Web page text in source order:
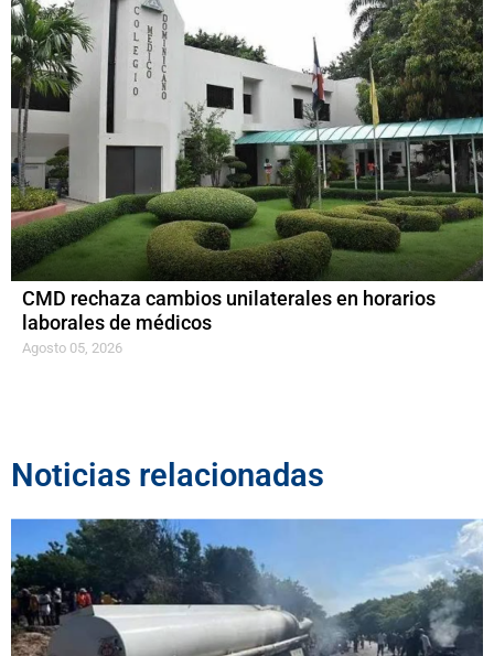
CMD rechaza cambios unilaterales en horarios
laborales de médicos
Agosto 05, 2026
Noticias relacionadas